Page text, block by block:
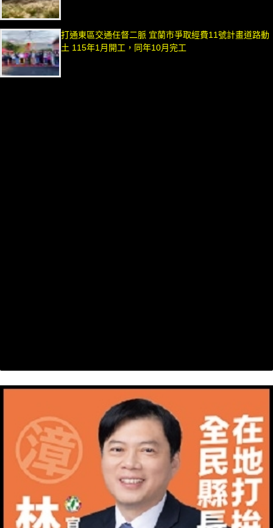
打通東區交通任督二脈 宜蘭市爭取經費11號計畫道路動
土 115年1月開工，同年10月完工